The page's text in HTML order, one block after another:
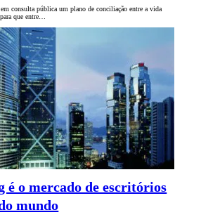
consulta pública um plano de conciliação entre a vida
que entre…
é o mercado de escritórios
mundo